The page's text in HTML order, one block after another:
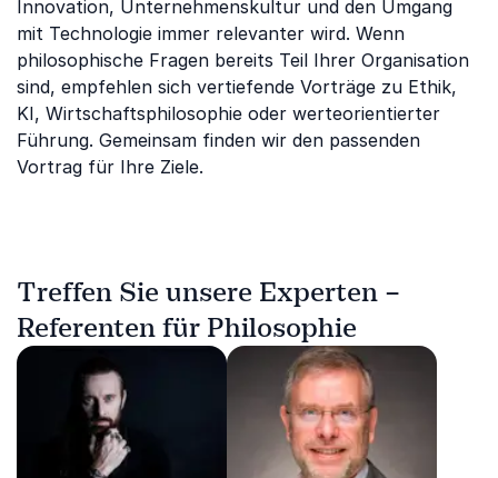
Innovation, Unternehmenskultur und den Umgang
mit Technologie immer relevanter wird. Wenn
philosophische Fragen bereits Teil Ihrer Organisation
sind, empfehlen sich vertiefende Vorträge zu Ethik,
KI, Wirtschaftsphilosophie oder werteorientierter
Führung. Gemeinsam finden wir den passenden
Vortrag für Ihre Ziele.
Treffen Sie unsere Experten –
Referenten für Philosophie